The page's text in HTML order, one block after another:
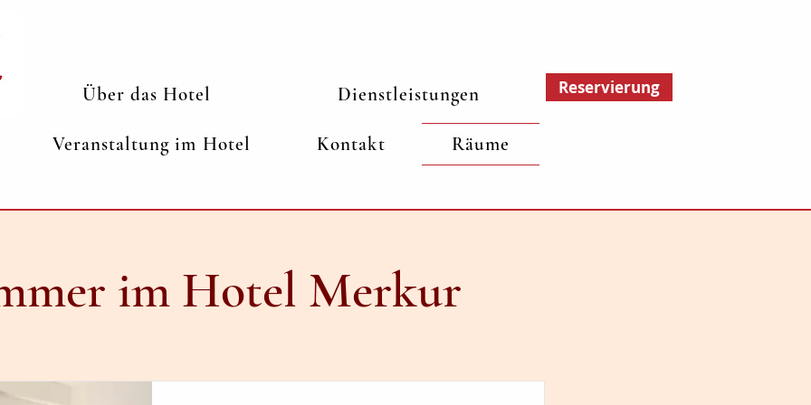
Über das Hotel Dienstleistungen
Veranstaltung im Hotel Kontakt Räume
Reservierung
im Hotel Merkur